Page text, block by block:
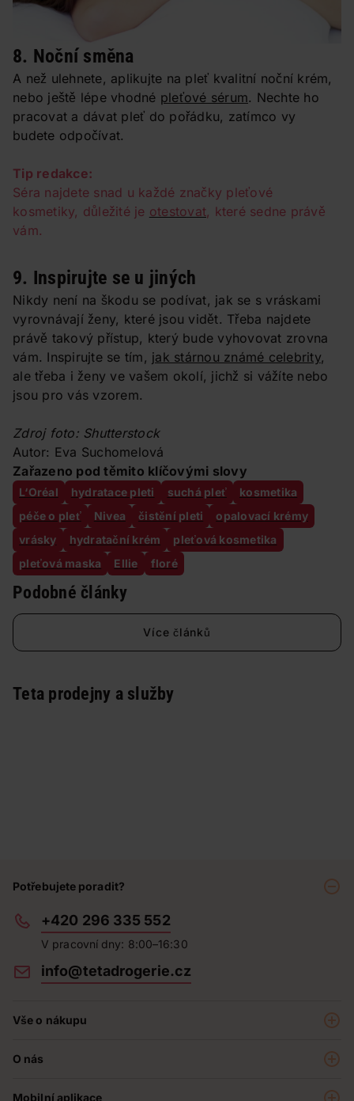
8. Noční směna
A než ulehnete, aplikujte na pleť kvalitní noční krém,
nebo ještě lépe vhodné pleťové sérum. Nechte ho
pracovat a dávat pleť do pořádku, zatímco vy
budete odpočívat.
Tip redakce:
Séra najdete snad u každé značky pleťové
kosmetiky, důležité je otestovat, které sedne právě
vám.
9. Inspirujte se u jiných
Nikdy není na škodu se podívat, jak se s vráskami
vyrovnávají ženy, které jsou vidět. Třeba najdete
právě takový přístup, který bude vyhovovat zrovna
vám. Inspirujte se tím, jak stárnou známé celebrity,
ale třeba i ženy ve vašem okolí, jichž si vážíte nebo
jsou pro vás vzorem.
Zdroj foto: Shutterstock
Autor: Eva Suchomelová
Zařazeno pod těmito klíčovými slovy
L‘Oréal hydratace pleti suchá pleť
kosmetika
péče o pleť
Nivea čistění pleti
opalovací krémy
vrásky
hydratační krém
pleťová kosmetika
pleťová maska
Ellie floré
Podobné články
Více článků
Teta prodejny a služby
Potřebujete poradit?
+420 296 335 552
V pracovní dny: 8:00–16:30
info@tetadrogerie.cz
Vše o nákupu
Prodejny
O nás
Mobilní aplikace